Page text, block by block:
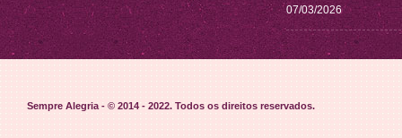
07/03/2026
Sempre Alegria - © 2014 - 2022. Todos os direitos reservados.